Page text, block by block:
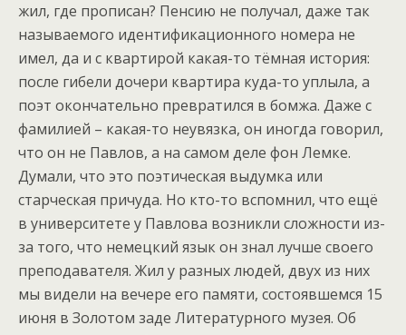
жил, где прописан? Пенсию не получал, даже так
называемого идентификационного номера не
имел, да и с квартирой какая-то тёмная история:
после гибели дочери квартира куда-то уплыла, а
поэт окончательно превратился в бомжа. Даже с
фамилией – какая-то неувязка, он иногда говорил,
что он не Павлов, а на самом деле фон Лемке.
Думали, что это поэтическая выдумка или
старческая причуда. Но кто-то вспомнил, что ещё
в университете у Павлова возникли сложности из-
за того, что немецкий язык он знал лучше своего
преподавателя. Жил у разных людей, двух из них
мы видели на вечере его памяти, состоявшемся 15
июня в Золотом заде Литературного музея. Об